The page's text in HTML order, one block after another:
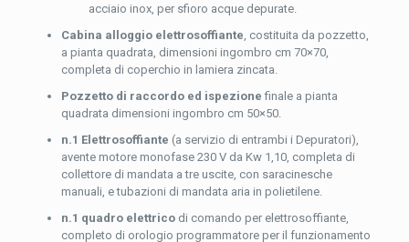
acciaio inox, per sfioro acque depurate.
Cabina alloggio elettrosoffiante, costituita da pozzetto,
a pianta quadrata, dimensioni ingombro cm 70×70,
completa di coperchio in lamiera zincata.
Pozzetto di raccordo ed ispezione finale a pianta
quadrata dimensioni ingombro cm 50×50.
n.1 Elettrosoffiante (a servizio di entrambi i Depuratori),
avente motore monofase 230 V da Kw 1,10, completa di
collettore di mandata a tre uscite, con saracinesche
manuali, e tubazioni di mandata aria in polietilene.
n.1 quadro elettricodi comando per elettrosoffiante,
completo di orologio programmatore per il funzionamento